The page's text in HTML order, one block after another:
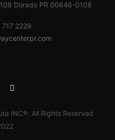
Dorado PR 00646-0108
2229
INC®. All Rights Reserved